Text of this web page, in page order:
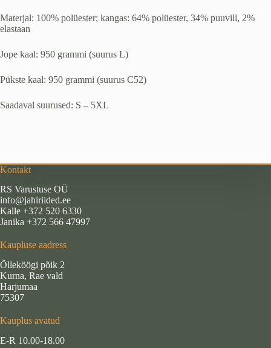
Materjal: 100% polüester; kangas: 64% polüester, 34% puuvill, 2%
elastaan
Jope kaal: 950 grammi (suurus L)
Pükste kaal: 950 grammi (suurus C52)
Saadaval suurused: S – 5XL
Kontakt
RS Varustuse OÜ
info@jahiriided.ee
Kalle +372 520 6330
Janika +372 566 47997
Kaupluse aadress
Õlleköögi põik 2
Kurna, Rae vald
Harjumaa
75307
Kauplus avatud
E-R 10.00-18.00